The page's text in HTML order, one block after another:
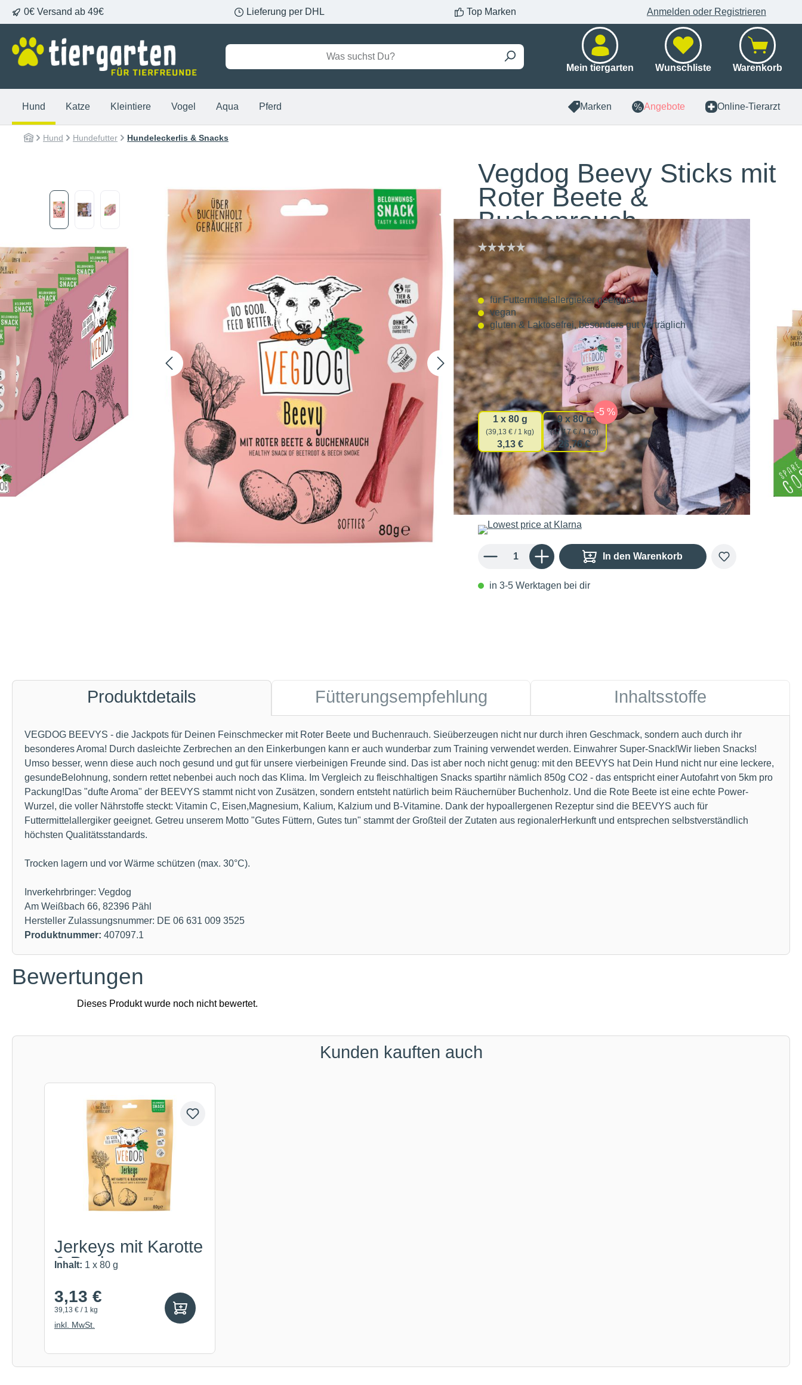
Zur Hauptnavigation springen
0€ Versand ab 49€ Lieferung per DHL Top Marken Anmelden oder Registrieren
Mein tiergarten Wunschliste Warenkorb
Hund Katze Kleintiere Vogel Aqua Pferd Marken Angebote Online-Tierarzt
Hund Hundefutter Hundeleckerlis & Snacks
Vegdog Beevy Sticks mit
Roter Beete &
Buchenrauch
Inhalt: 1 x 80 g
für Futtermittelallergieker geeignet
vegan
gluten & Laktosefrei, besonders gut verträglich
Sorten
Verpackungsmengeauswählen
1 x 80 g
(39,13 € / 1 kg)
3,13 €
9 x 80 g
(37,17 € / 1 kg)
26,76 €
3,13 €
39,13 € / 1 kg
inkl. MwSt.
Produkt Anzahl: Gib den gewünschten Wert ein oder benutze die Schaltflächen um die Anzahl zu
In den Warenkorb
in 3-5 Werktagen bei dir
Produktdetails Fütterungsempfehlung Inhaltsstoffe
VEGDOG BEEVYS - die Jackpots für Deinen Feinschmecker mit Roter Beete und Buchenrauch. Sieüberzeugen nicht nur durch ihren Geschmack, sondern auch durch ihr
besonderes Aroma! Durch dasleichte Zerbrechen an den Einkerbungen kann er auch wunderbar zum Training verwendet werden. Einwahrer Super-Snack!Wir lieben Snacks!
Umso besser, wenn diese auch noch gesund und gut für unsere vierbeinigen Freunde sind. Das ist aber noch nicht genug: mit den BEEVYS hat Dein Hund nicht nur eine leckere,
gesundeBelohnung, sondern rettet nebenbei auch noch das Klima. Im Vergleich zu fleischhaltigen Snacks spartihr nämlich 850g CO2 - das entspricht einer Autofahrt von 5km pro
Packung!Das "dufte Aroma" der BEEVYS stammt nicht von Zusätzen, sondern entsteht natürlich beim Räuchernüber Buchenholz. Und die Rote Beete ist eine echte Power-
Wurzel, die voller Nährstoffe steckt: Vitamin C, Eisen,Magnesium, Kalium, Kalzium und B-Vitamine. Dank der hypoallergenen Rezeptur sind die BEEVYS auch für
Futtermittelallergiker geeignet. Getreu unserem Motto "Gutes Füttern, Gutes tun" stammt der Großteil der Zutaten aus regionalerHerkunft und entsprechen selbstverständlich
höchsten Qualitätsstandards.
Trocken lagern und vor Wärme schützen (max. 30°C).
Inverkehrbringer: Vegdog
Am Weißbach 66, 82396 Pähl
Hersteller Zulassungsnummer: DE 06 631 009 3525
Produktnummer: 407097.1
Bewertungen
Kunden kauften auch
Produktgalerie überspringen
Jerkeys mit Karotte
& Buche...
Inhalt: 1 x 80 g
3,13 €
39,13 € / 1 kg
inkl. MwSt.